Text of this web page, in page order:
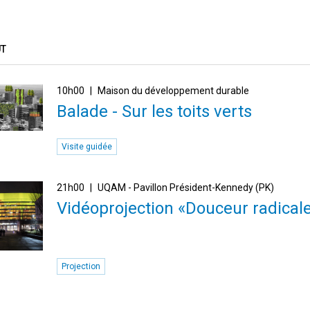
10h00 Maison du développement durable
Balade - Sur les toits verts
Visite guidée
21h00 UQAM - Pavillon Président-Kennedy (PK)
Vidéoprojection «Douceur
Projection